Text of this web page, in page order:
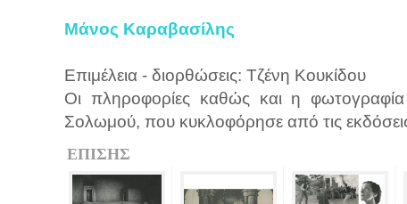
Μάνος Καραβασίλης
Επιμέλεια - διορθώσεις: Τζένη Κουκίδου
Οι πληροφορίες καθώς και η
Σολωμού, που κυκλοφόρησε από τις
ΕΠΙΣΗΣ